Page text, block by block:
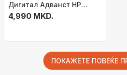
Дигитал Адванст HP
TT03XL, 4400mAh, Li-ion,
4,990 MKD.
ПОКАЖЕТЕ ПОВЕЌЕ